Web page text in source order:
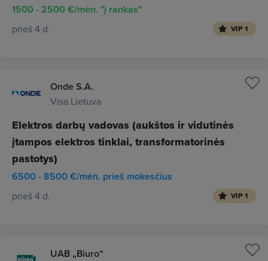
1500 - 2500 €/mėn. "į rankas"
prieš 4 d. VIP 1
Onde S.A.
Visa Lietuva
Elektros darbų vadovas (aukštos ir vidutinės
įtampos elektros tinklai, transformatorinės
pastotys)
6500 - 8500 €/mėn. prieš mokesčius
prieš 4 d. VIP 1
UAB „Biuro“